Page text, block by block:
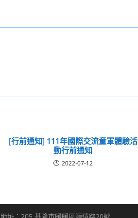
[行前通知] 111年國際交流童軍體驗活
動行前通知
2022-07-12